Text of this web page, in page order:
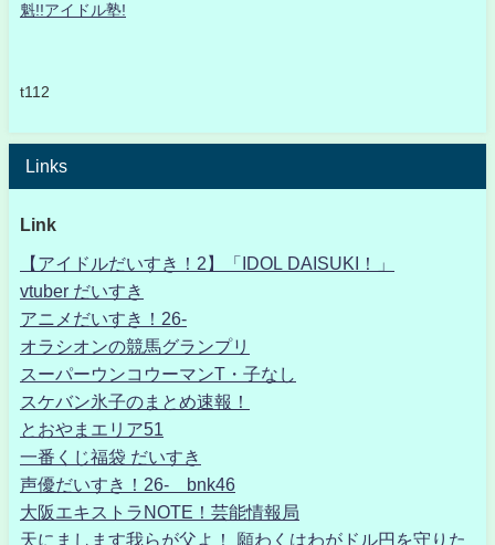
魁!!アイドル塾!
t112
Links
Link
【アイドルだいすき！2】「IDOL DAISUKI！」
vtuber だいすき
アニメだいすき！26-
オラシオンの競馬グランプリ
スーパーウンコウーマンT・子なし
スケバン氷子のまとめ速報！
とおやまエリア51
一番くじ福袋 だいすき
声優だいすき！26- bnk46
大阪エキストラNOTE！芸能情報局
天にまします我らが父よ！ 願わくはわがドル円を守りた